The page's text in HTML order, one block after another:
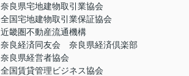
奈良県宅地建物取引業協会
全国宅地建物取引業保証協会
近畿圏不動産流通機構
奈良経済同友会 奈良県経済倶楽部
奈良県経営者協会
全国賃貸管理ビジネス協会